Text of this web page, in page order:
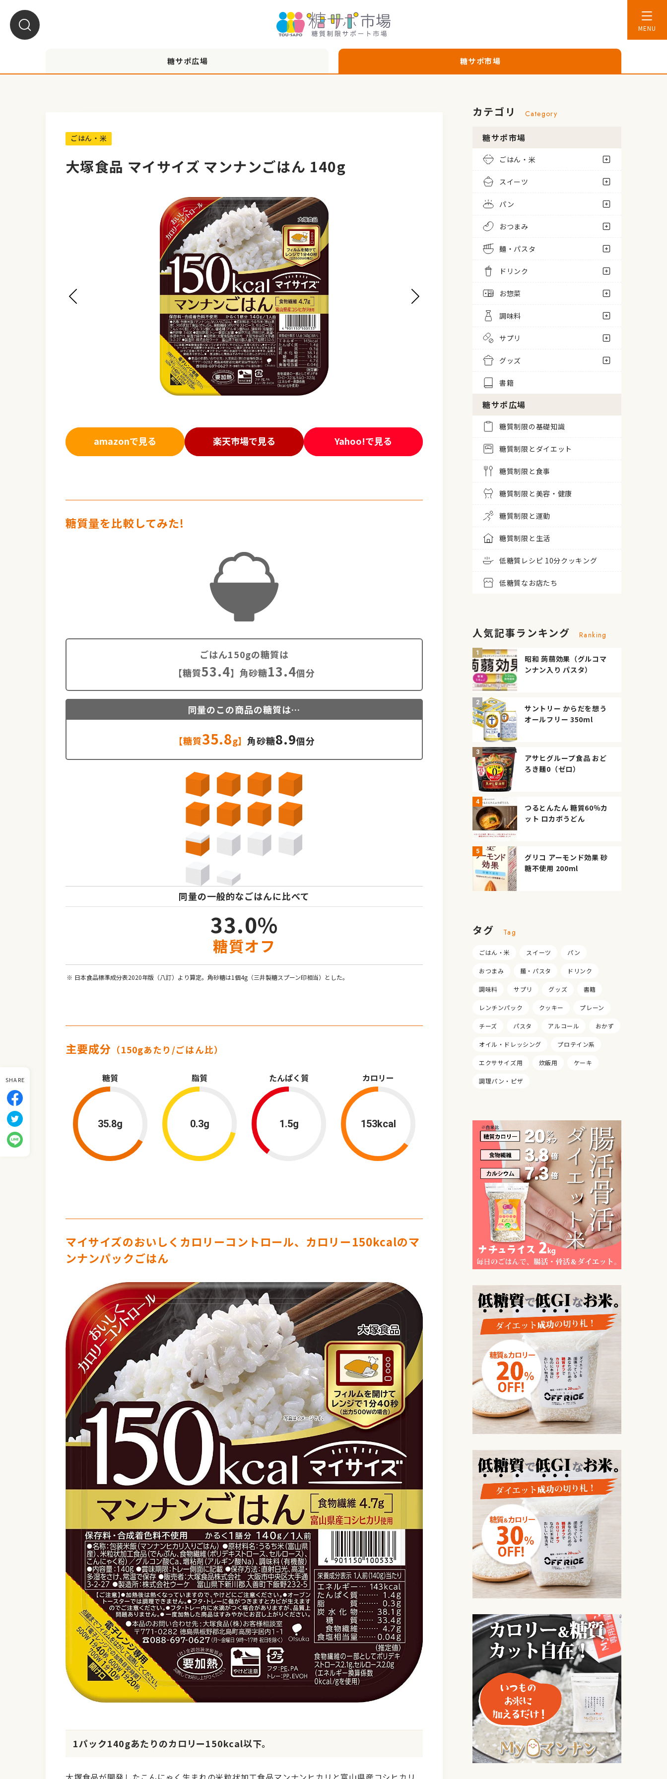
糖サポ広場 糖サポ市場
SHARE
ごはん・米
大塚食品 マイサイズ マンナンごはん 140g
amazonで見る 楽天市場で見る Yahoo!で見る
糖質量を比較してみた!
ごはん150gの糖質は
【糖質53.4】角砂糖13.4個分
同量のこの商品の糖質は…
【糖質35.8g】角砂糖8.9個分
同量の一般的なごはんに比べて
33.0%
糖質オフ
日本食品標準成分表2020年版（八訂）より算定。角砂糖は1個4g（三井製糖スプーン印相当）とした。
主要成分 （150gあたり/ごはん比）
35.8g
糖質
0.3g
脂質
1.5g
たんぱく質
153kcal
カロリー
マイサイズのおいしくカロリーコントロール、カロリー150kcalのマ
ンナンパックごはん
1パック140gあたりのカロリー150kcal以下。
カテゴリ Category
糖サポ市場
ごはん・米
スイーツ
パン
おつまみ
麺・パスタ
ドリンク
お惣菜
調味料
サプリ
グッズ
書籍
糖サポ広場
糖質制限の基礎知識
糖質制限とダイエット
糖質制限と食事
糖質制限と美容・健康
糖質制限と運動
糖質制限と生活
低糖質レシピ 10分クッキング
低糖質なお店たち
人気記事ランキング Ranking
昭和 蒟蒻効果（グルコマ
ンナン入り パスタ）
サントリー からだを想う
オールフリー 350ml
アサヒグループ食品 おど
ろき麺0（ゼロ）
つるとんたん 糖質60％カ
ット ロカボうどん
グリコ アーモンド効果 砂
糖不使用 200ml
タグ Tag
ごはん・米 スイーツ パン
おつまみ 麺・パスタ ドリンク
調味料 サプリ グッズ 書籍
レンチンパック クッキー プレーン
チーズ パスタ アルコール おかず
オイル・ドレッシング プロテイン系
エクササイズ用 炊飯用 ケーキ
調理パン・ピザ